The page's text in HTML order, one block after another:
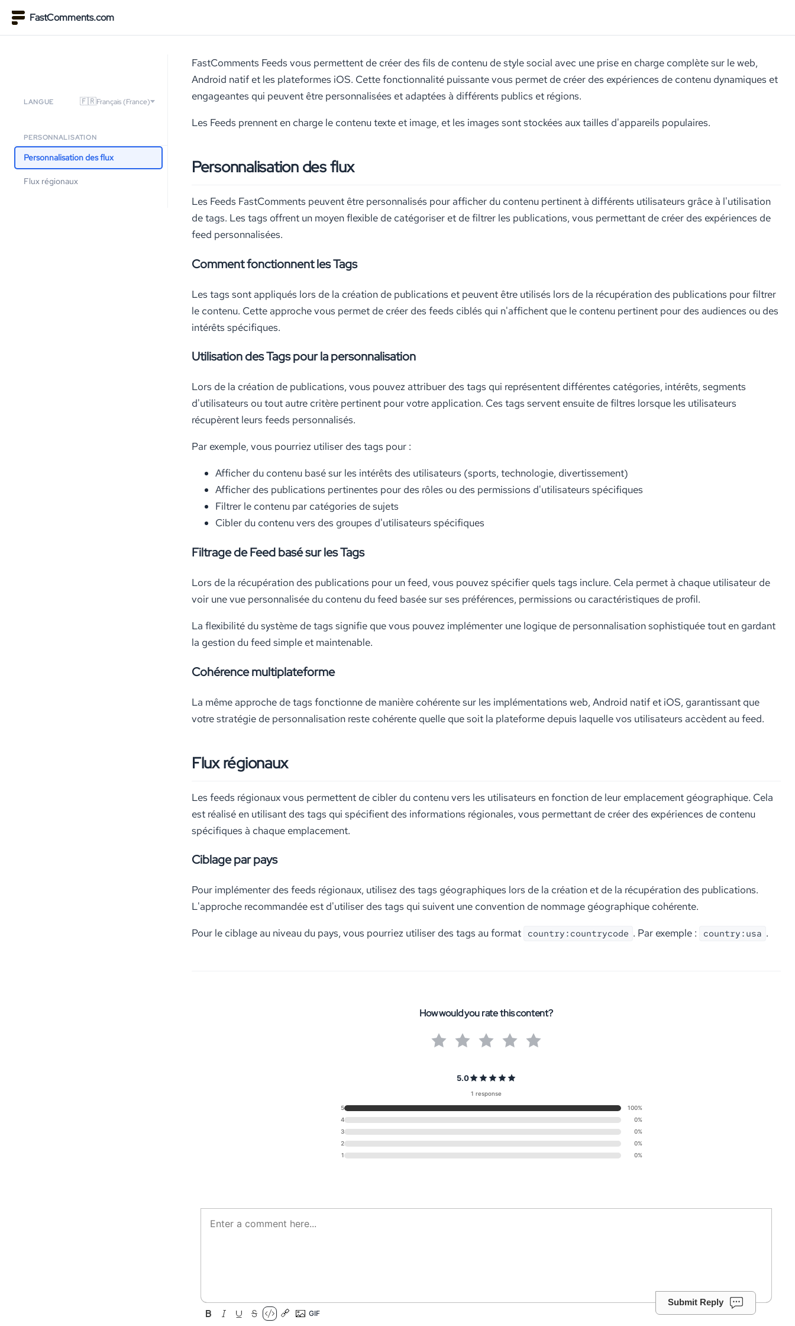
FastComments.com
LANGUE 🇫🇷Français (France)
PERSONNALISATION
Personnalisation des flux
Flux régionaux
FastComments Feeds vous permettent de créer des fils de contenu de style social avec une prise en charge complète sur le web,
Android natif et les plateformes iOS. Cette fonctionnalité puissante vous permet de créer des expériences de contenu dynamiques et
engageantes qui peuvent être personnalisées et adaptées à différents publics et régions.
Les Feeds prennent en charge le contenu texte et image, et les images sont stockées aux tailles d'appareils populaires.
Personnalisation des flux
Les Feeds FastComments peuvent être personnalisés pour afficher du contenu pertinent à différents utilisateurs grâce à l'utilisation
de tags. Les tags offrent un moyen flexible de catégoriser et de filtrer les publications, vous permettant de créer des expériences de
feed personnalisées.
Comment fonctionnent les Tags
Les tags sont appliqués lors de la création de publications et peuvent être utilisés lors de la récupération des publications pour filtrer
le contenu. Cette approche vous permet de créer des feeds ciblés qui n'affichent que le contenu pertinent pour des audiences ou des
intérêts spécifiques.
Utilisation des Tags pour la personnalisation
Lors de la création de publications, vous pouvez attribuer des tags qui représentent différentes catégories, intérêts, segments
d'utilisateurs ou tout autre critère pertinent pour votre application. Ces tags servent ensuite de filtres lorsque les utilisateurs
récupèrent leurs feeds personnalisés.
Par exemple, vous pourriez utiliser des tags pour :
Afficher du contenu basé sur les intérêts des utilisateurs (sports, technologie, divertissement)
Afficher des publications pertinentes pour des rôles ou des permissions d'utilisateurs spécifiques
Filtrer le contenu par catégories de sujets
Cibler du contenu vers des groupes d'utilisateurs spécifiques
Filtrage de Feed basé sur les Tags
Lors de la récupération des publications pour un feed, vous pouvez spécifier quels tags inclure. Cela permet à chaque utilisateur de
voir une vue personnalisée du contenu du feed basée sur ses préférences, permissions ou caractéristiques de profil.
La flexibilité du système de tags signifie que vous pouvez implémenter une logique de personnalisation sophistiquée tout en gardant
la gestion du feed simple et maintenable.
Cohérence multiplateforme
La même approche de tags fonctionne de manière cohérente sur les implémentations web, Android natif et iOS, garantissant que
votre stratégie de personnalisation reste cohérente quelle que soit la plateforme depuis laquelle vos utilisateurs accèdent au feed.
Flux régionaux
Les feeds régionaux vous permettent de cibler du contenu vers les utilisateurs en fonction de leur emplacement géographique. Cela
est réalisé en utilisant des tags qui spécifient des informations régionales, vous permettant de créer des expériences de contenu
spécifiques à chaque emplacement.
Ciblage par pays
Pour implémenter des feeds régionaux, utilisez des tags géographiques lors de la création et de la récupération des publications.
L'approche recommandée est d'utiliser des tags qui suivent une convention de nommage géographique cohérente.
Pour le ciblage au niveau du pays, vous pourriez utiliser des tags au format country:countrycode . Par exemple : country:usa .
How would you rate this content?
5.0
1 response
5
100%
4
0%
3
0%
2
0%
1
0%
Submit Reply